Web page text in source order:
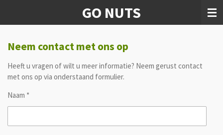
de
GO NUTS
Neem contact met ons op
Heeft u vragen of wilt u meer informatie? Neem gerust contact
met ons op via onderstaand formulier.
Naam *